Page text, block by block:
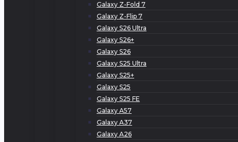
Galaxy Z-Fold 7
Galaxy Z-Flip 7
Galaxy S26 Ultra
Galaxy S26+
Galaxy S26
Galaxy S25 Ultra
Galaxy S25+
Galaxy S25
Galaxy S25 FE
Galaxy A57
Galaxy A37
Galaxy A26